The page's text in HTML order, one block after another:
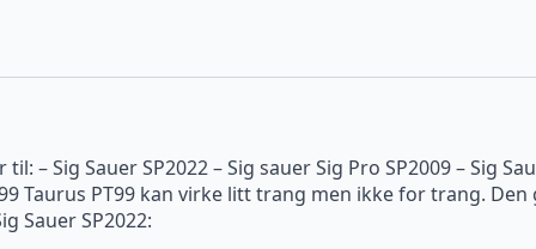
– Sig Sauer SP2022 – Sig sauer Sig Pro SP2009 – Sig
Taurus PT99 kan virke litt trang men ikke for trang.
Sauer SP2022: